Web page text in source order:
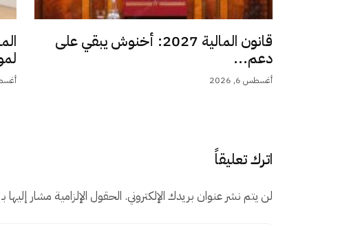
قانون المالية 2027: أخنوش يبقي على
دعم...
أغسطس 6, 2026 أغسطس
اترك تعليقاً
لن يتم نشر عنوان بريدك الإلكتروني. الحقول الإلزامية مشار إليها